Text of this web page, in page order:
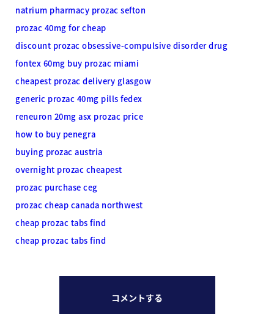
natrium pharmacy prozac sefton
prozac 40mg for cheap
discount prozac obsessive-compulsive disorder drug
fontex 60mg buy prozac miami
cheapest prozac delivery glasgow
generic prozac 40mg pills fedex
reneuron 20mg asx prozac price
how to buy penegra
buying prozac austria
overnight prozac cheapest
prozac purchase ceg
prozac cheap canada northwest
cheap prozac tabs find
cheap prozac tabs find
コメントする